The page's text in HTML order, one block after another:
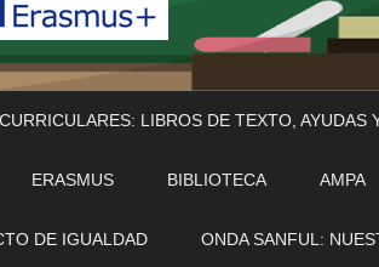
LIBROS DE TEXTO, AYUDAS
ERASMUS BIBLIOTECA AMPA
DE IGUALDAD ONDA SANFUL: